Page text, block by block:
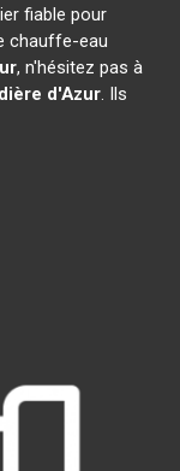
fiable pour
chauffe-eau
, n'hésitez pas à
d'Azur. Ils